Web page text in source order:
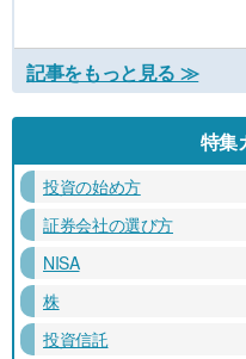
記事をもっと見る ≫
特集
投資の始め方
証券会社の選び方
NISA
株
投資信託